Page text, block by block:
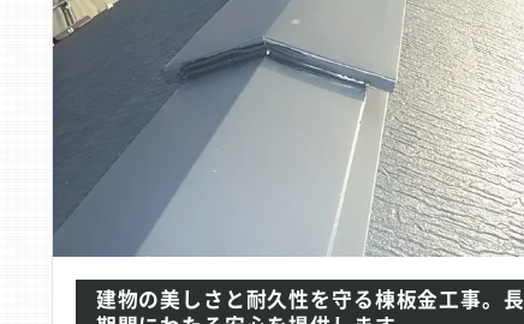
建物の美しさと耐久性を守る棟板金工事。長